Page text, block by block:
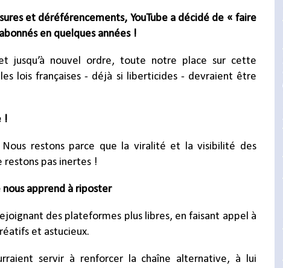
et déréférencements, YouTube a décidé de « faire
en quelques années !
jusqu’à nouvel ordre, toute notre place sur cette
lois françaises - déjà si liberticides - devraient être
!
restons parce que la viralité et la visibilité des
restons pas inertes !
nous apprend à riposter
des plateformes plus libres, en faisant appel à
et astucieux.
servir à renforcer la chaîne alternative, à lui